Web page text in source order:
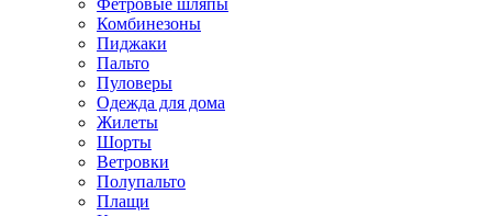
Комбинезоны
Пиджаки
Пальто
Пуловеры
Одежда для дома
Жилеты
Шорты
Ветровки
Полупальто
Плащи